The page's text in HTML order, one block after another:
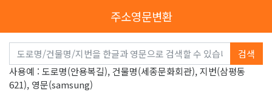
주소영문변환
검색
사용예 : 도로명(안용복길), 건물명(세종문화회관), 지번(삼평동
621), 영문(samsung)